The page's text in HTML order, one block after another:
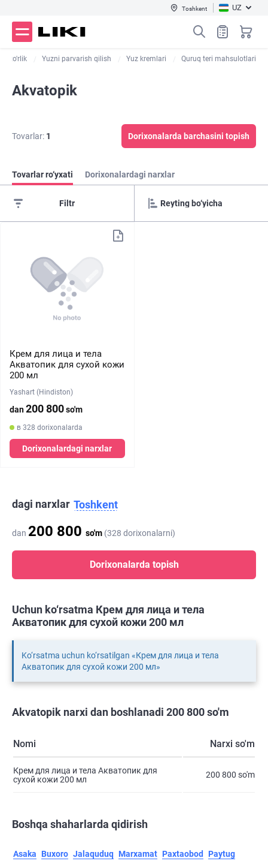
Toshkent UZ
Yuzni parvarish qilish Yuz kremlari Quruq teri mahsulotlari
Akvatopik
Tovarlar: 1 Dorixonalarda barchasini topish
Tovarlar ro‘yxati Dorixonalardagi narxlar
Filtr
Крем для лица и тела
Акватопик для сухой кожи
200 мл
Yashart (Hindiston)
dan200 800so'm
в 328 dorixonalarda
Dorixonalardagi narxlar
dagi narxlar Toshkent
dan 200 800 so'm (328 dorixonalarni)
Dorixonalarda topish
Uchun ko‘rsatma Крем для лица и тела
Акватопик для сухой кожи 200 мл
Ko‘rsatma uchun ko‘rsatilgan «Крем для лица и тела
Акватопик для сухой кожи 200 мл»
Akvatopik narxi dan boshlanadi 200 800 so'm
Nomi Narxi so'm
Крем для лица и тела Акватопик для
сухой кожи 200 мл
200 800 so'm
Boshqa shaharlarda qidirish
Asaka Buxoro Jalaquduq Marxamat Paxtaobod Paytug